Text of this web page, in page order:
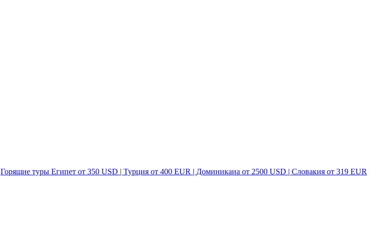
Горящие туры Египет от 350 USD | Турция от 400 EUR | Доминикана от 2500 USD | Словакия от 319 EUR